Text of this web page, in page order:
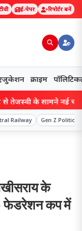
ई-पेपर रिपोर्टर बनें
क्राइम
के सामने नई चुनौती;
Railway Gen Z Politics
के
फेडरेशन कप में